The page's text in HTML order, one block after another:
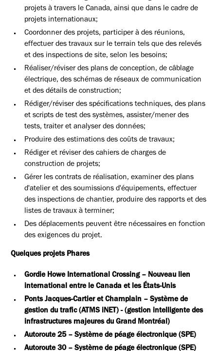
projets à travers le Canada, ainsi que dans le cadre de
projets internationaux;
Coordonner des projets, participer à des réunions,
effectuer des travaux sur le terrain tels que des relevés
et des inspections de site, selon les besoins;
Réaliser/réviser des plans de conception, de câblage
électrique, des schémas de réseaux de communication
et des détails de construction;
Rédiger/réviser des spécifications techniques, des plans
et scripts de test des systèmes, assister/mener des
tests, traiter et analyser des données;
Produire des estimations des coûts de travaux;
Rédiger et réviser des cahiers de charges de
construction de projets;
Gérer les contrats de réalisation, examiner des plans
d'atelier et des soumissions d'équipements, effectuer
des inspections de chantier, produire des rapports et des
listes de travaux à terminer;
Des déplacements peuvent être nécessaires en fonction
des exigences du projet.
Quelques projets Phares
Gordie Howe International Crossing – Nouveau lien
international entre le Canada et les États‑Unis
Ponts Jacques‑Cartier et Champlain – Système de
gestion du trafic (ATMS iNET) - (gestion intelligente des
infrastructures majeures du Grand Montréal)
Autoroute 25 – Système de péage électronique (SPE)
Autoroute 30 – Système de péage électronique (SPE)